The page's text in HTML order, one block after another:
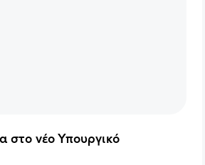
στο νέο Υπουργικό